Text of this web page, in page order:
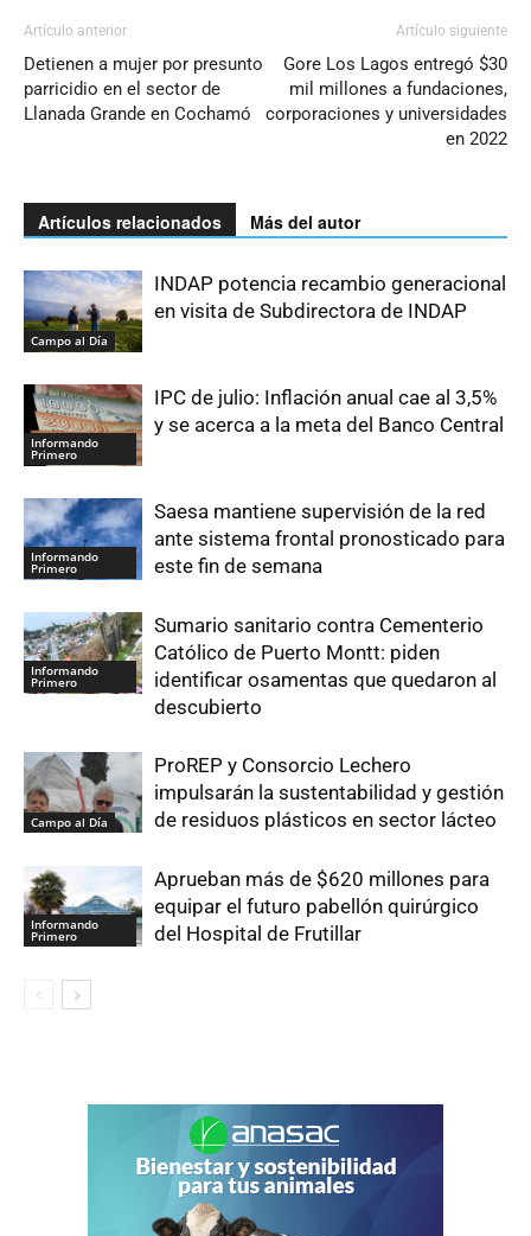
Artículo anterior
Detienen a mujer por presunto
parricidio en el sector de
Llanada Grande en Cochamó
Artículo siguiente
Gore Los Lagos entregó $30
mil millones a fundaciones,
corporaciones y universidades
en 2022
Artículos relacionados Más del autor
Campo al Día
INDAP potencia recambio generacional
en visita de Subdirectora de INDAP
Informando
Primero
IPC de julio: Inflación anual cae al 3,5%
y se acerca a la meta del Banco Central
Informando
Primero
Saesa mantiene supervisión de la red
ante sistema frontal pronosticado para
este fin de semana
Informando
Primero
Sumario sanitario contra Cementerio
Católico de Puerto Montt: piden
identificar osamentas que quedaron al
descubierto
Campo al Día
ProREP y Consorcio Lechero
impulsarán la sustentabilidad y gestión
de residuos plásticos en sector lácteo
Informando
Primero
Aprueban más de $620 millones para
equipar el futuro pabellón quirúrgico
del Hospital de Frutillar